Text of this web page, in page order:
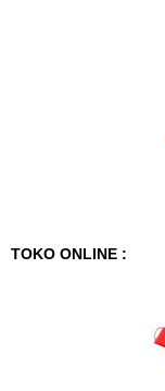
TOKO ONLINE :